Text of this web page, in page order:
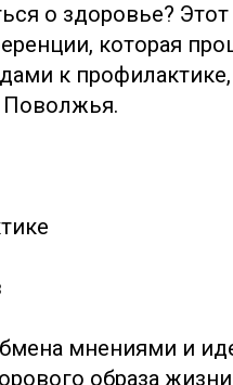
о здоровье? Этот
которая
к профилактике,
Поволжья.
мнениями и
образа